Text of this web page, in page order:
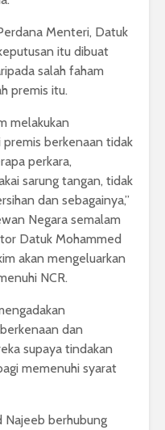
Menteri, Datuk
itu dibuat
salah faham
premis itu.
melakukan
berkenaan tidak
perkara,
sarung tangan, tidak
dan sebagainya,”
Negara semalam
Datuk Mohammed
akan mengeluarkan
NCR.
dan
supaya tindakan
memenuhi syarat
Najeeb berhubung